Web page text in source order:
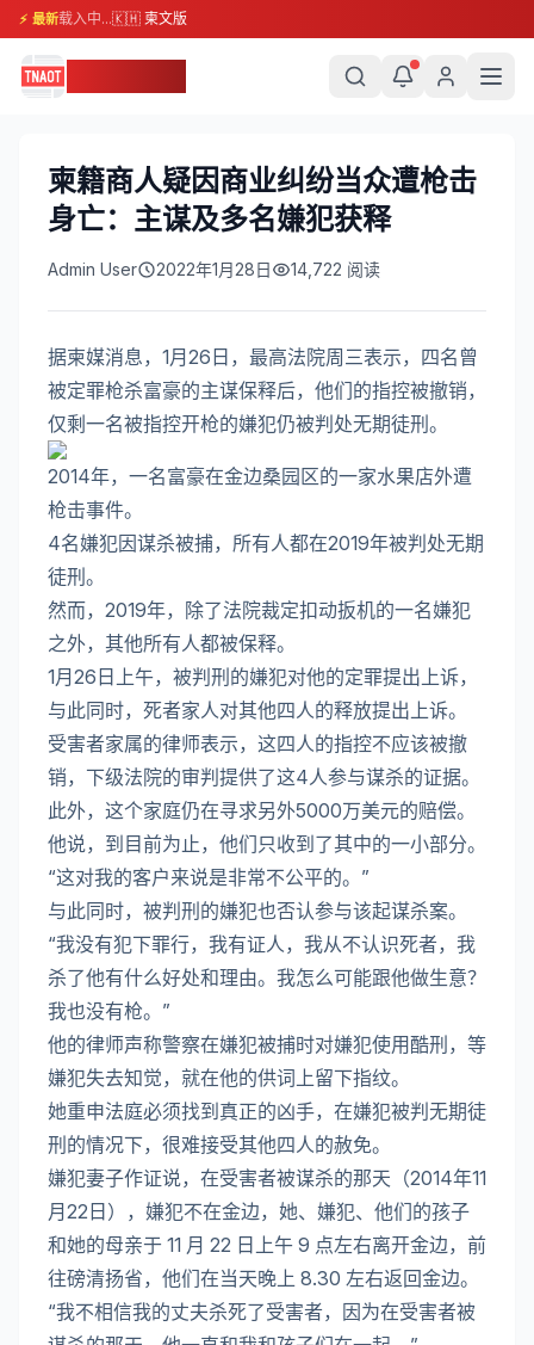
⚡ 最新载入中...🇰🇭 柬文版
柬籍商人疑因商业纠纷当众遭枪击
身亡：主谋及多名嫌犯获释
Admin User 2022年1月28日 14,722 阅读
据柬媒消息，1月26日，最高法院周三表示，四名曾
被定罪枪杀富豪的主谋保释后，他们的指控被撤销，
仅剩一名被指控开枪的嫌犯仍被判处无期徒刑。
2014年，一名富豪在金边桑园区的一家水果店外遭
枪击事件。
4名嫌犯因谋杀被捕，所有人都在2019年被判处无期
徒刑。
然而，2019年，除了法院裁定扣动扳机的一名嫌犯
之外，其他所有人都被保释。
1月26日上午，被判刑的嫌犯对他的定罪提出上诉，
与此同时，死者家人对其他四人的释放提出上诉。
受害者家属的律师表示，这四人的指控不应该被撤
销，下级法院的审判提供了这4人参与谋杀的证据。
此外，这个家庭仍在寻求另外5000万美元的赔偿。
他说，到目前为止，他们只收到了其中的一小部分。
“这对我的客户来说是非常不公平的。”
与此同时，被判刑的嫌犯也否认参与该起谋杀案。
“我没有犯下罪行，我有证人，我从不认识死者，我
杀了他有什么好处和理由。我怎么可能跟他做生意？
我也没有枪。”
他的律师声称警察在嫌犯被捕时对嫌犯使用酷刑，等
嫌犯失去知觉，就在他的供词上留下指纹。
她重申法庭必须找到真正的凶手，在嫌犯被判无期徒
刑的情况下，很难接受其他四人的赦免。
嫌犯妻子作证说，在受害者被谋杀的那天（2014年11
月22日），嫌犯不在金边，她、嫌犯、他们的孩子
和她的母亲于 11 月 22 日上午 9 点左右离开金边，前
往磅清扬省，他们在当天晚上 8.30 左右返回金边。
“我不相信我的丈夫杀死了受害者，因为在受害者被